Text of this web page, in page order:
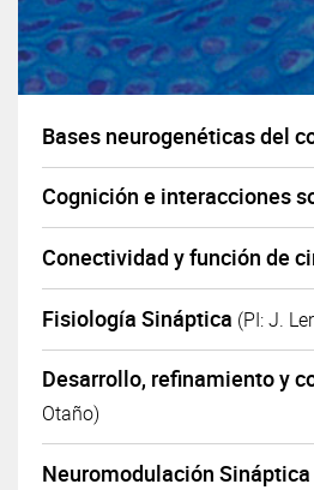
Bases neurogenéticas del
Cognición e interacciones
Conectividad y función de
Fisiología Sináptica (PI: J.
Desarrollo, refinamiento y
Otaño)
Neuromodulación Sináptica